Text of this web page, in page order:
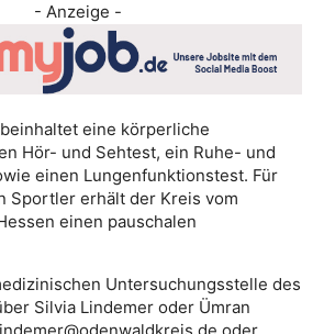
- Anzeige -
eine körperliche
Hör- und Sehtest, ein Ruhe- und
einen Lungenfunktionstest. Für
Sportler erhält der Kreis vom
einen pauschalen
Untersuchungsstelle des
Silvia Lindemer oder Ümran